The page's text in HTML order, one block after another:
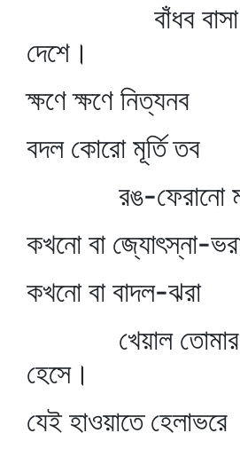
বাঁধব বাসা
দেশে।
ক্ষণে ক্ষণে নিত্যনব
বদল কোরো মূর্তি তব
রঙ-ফেরানো
কখনো বা জ্যোৎস্না-
কখনো বা বাদল-ঝরা
খেয়াল তোমার
হেসে।
যেই হাওয়াতে হেলাভরে